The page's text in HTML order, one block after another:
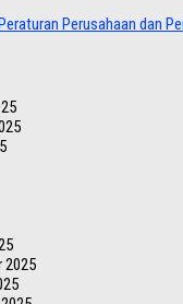
Perusahaan dan
2025